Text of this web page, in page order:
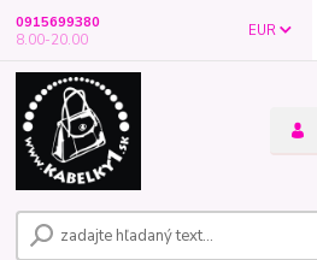
EUR
0915699380
8.00-20.00